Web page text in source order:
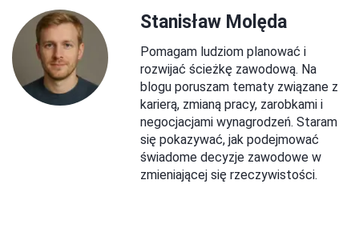
Stanisław Molęda
Pomagam ludziom planować i
rozwijać ścieżkę zawodową. Na
blogu poruszam tematy związane z
karierą, zmianą pracy, zarobkami i
negocjacjami wynagrodzeń. Staram
się pokazywać, jak podejmować
świadome decyzje zawodowe w
zmieniającej się rzeczywistości.